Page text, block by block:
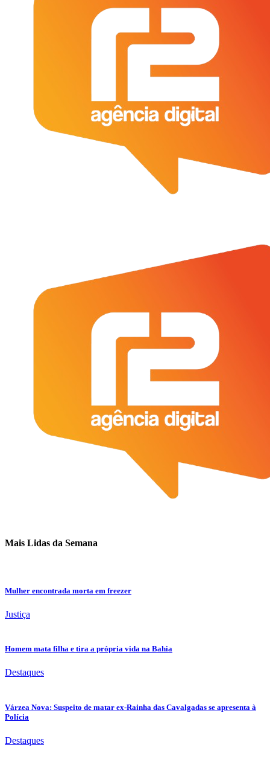
Mais Lidas da Semana
Mulher encontrada morta em freezer
Justiça
Homem mata filha e tira a própria vida na Bahia
Destaques
Várzea Nova: Suspeito de matar ex-Rainha das Cavalgadas se apresenta à
Polícia
Destaques